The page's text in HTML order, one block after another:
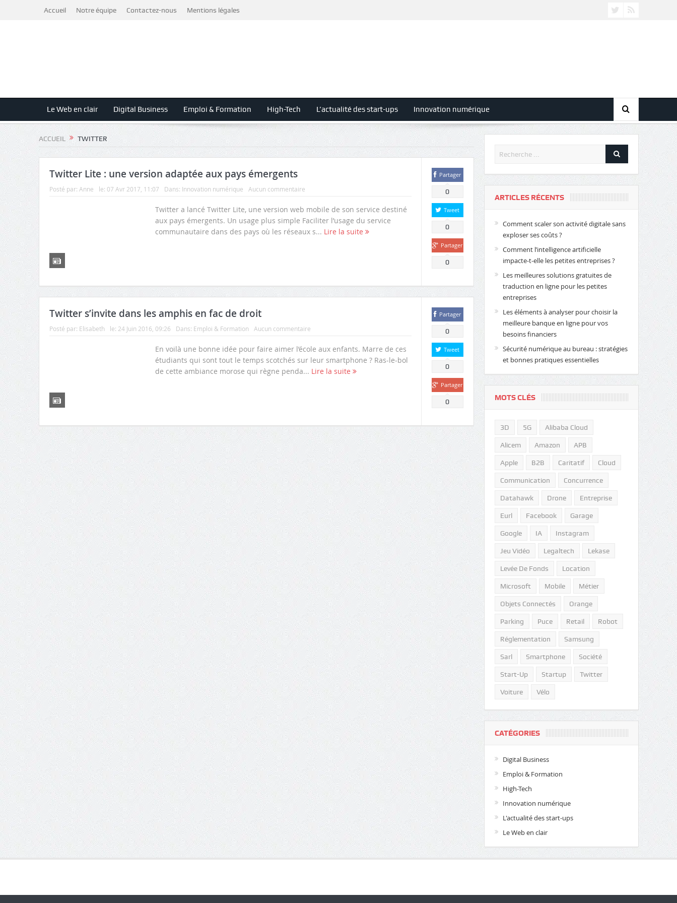
Accueil Notre équipe Contactez-nous Mentions légales
Le Web en clair Digital Business Emploi & Formation High-Tech L’actualité des start-ups Innovation numérique
ACCUEIL TWITTER
Twitter Lite : une version adaptée aux pays émergents
Posté par: Anne le: 07 Avr 2017, 11:07 Dans: Innovation numérique Aucun commentaire
Twitter a lancé Twitter Lite, une version web mobile de son service destiné
aux pays émergents. Un usage plus simple Faciliter l’usage du service
communautaire dans des pays où les réseaux s... Lire la suite
Partager
0
Tweet
0
Partager
0
Twitter s’invite dans les amphis en fac de droit
Posté par: Elisabeth le: 24 Juin 2016, 09:26 Dans: Emploi & Formation Aucun commentaire
En voilà une bonne idée pour faire aimer l’école aux enfants. Marre de ces
étudiants qui sont tout le temps scotchés sur leur smartphone ? Ras-le-bol
de cette ambiance morose qui règne penda... Lire la suite
Partager
0
Tweet
0
Partager
0
ARTICLES RÉCENTS
Comment scaler son activité digitale sans
exploser ses coûts ?
Comment l’intelligence artificielle
impacte-t-elle les petites entreprises ?
Les meilleures solutions gratuites de
traduction en ligne pour les petites
entreprises
Les éléments à analyser pour choisir la
meilleure banque en ligne pour vos
besoins financiers
Sécurité numérique au bureau : stratégies
et bonnes pratiques essentielles
MOTS CLÉS
3D 5G Alibaba Cloud
Alicem Amazon APB
Apple B2B Caritatif Cloud
Communication Concurrence
Datahawk Drone Entreprise
Eurl Facebook Garage
Google IA Instagram
Jeu Vidéo Legaltech Lekase
Levée De Fonds Location
Microsoft Mobile Métier
Objets Connectés Orange
Parking Puce Retail Robot
Réglementation Samsung
Sarl Smartphone Société
Start-Up Startup Twitter
Voiture Vélo
CATÉGORIES
Digital Business
Emploi & Formation
High-Tech
Innovation numérique
L'actualité des start-ups
Le Web en clair